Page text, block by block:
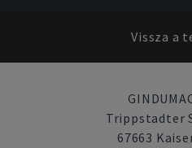
Vissza a
Trippstadter
67663